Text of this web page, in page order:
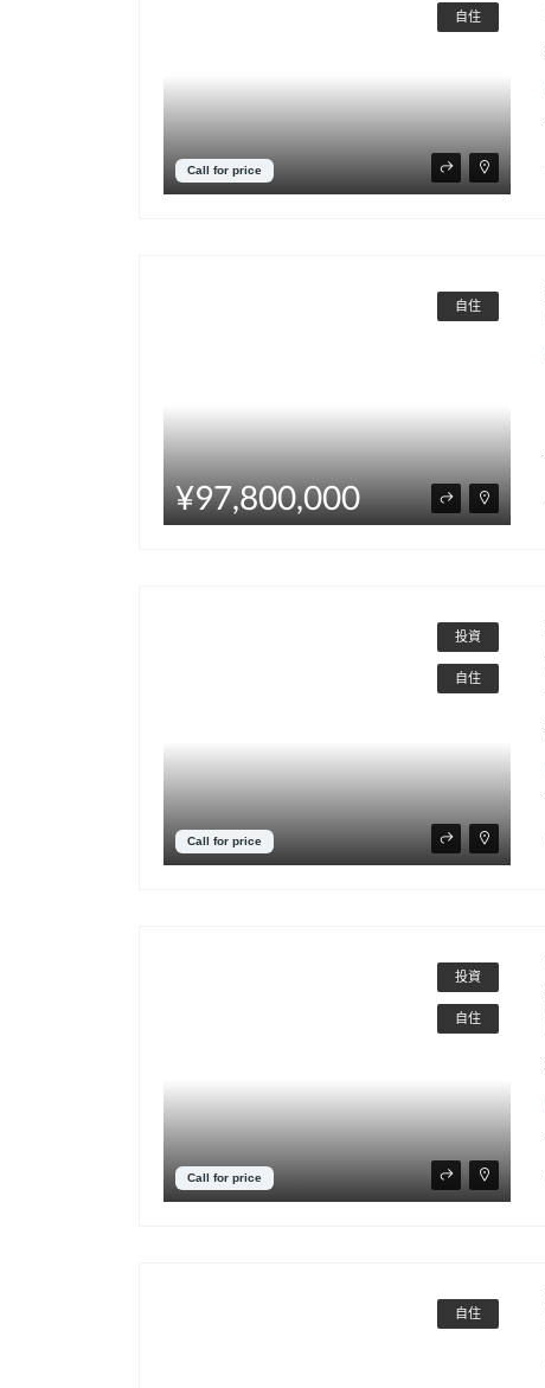
自住
Call for price
自住
¥97,800,000
投資
自住
Call for price
投資
自住
Call for price
自住